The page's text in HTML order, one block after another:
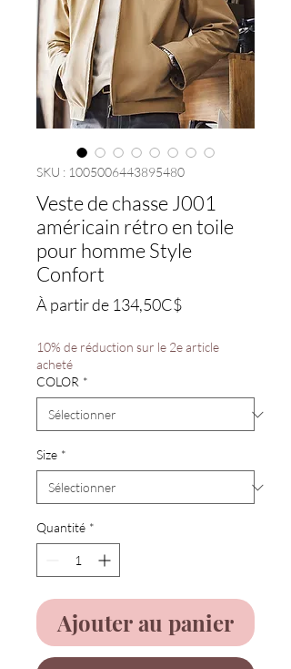
SKU : 1005006443895480
Veste de chasse J001
américain rétro en toile
pour homme Style
Confort
À partir de 134,50C$Prix
10% de réduction sur le 2e article
acheté
COLOR *
Size *
Quantité *
Ajouter au panier